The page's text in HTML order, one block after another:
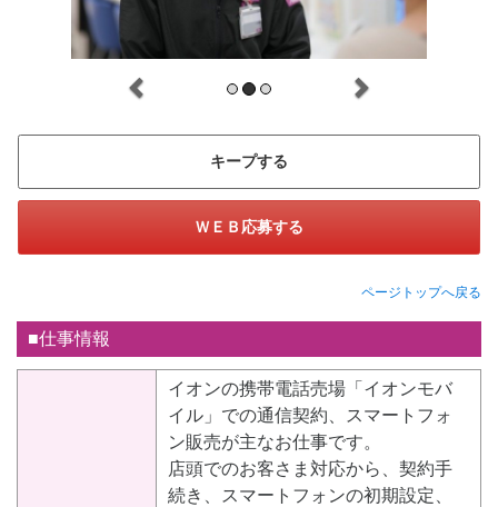
キープする
ＷＥＢ応募する
ページトップへ戻る
■仕事情報
イオンの携帯電話売場「イオンモバ
イル」での通信契約、スマートフォ
ン販売が主なお仕事です。
店頭でのお客さま対応から、契約手
続き、スマートフォンの初期設定、